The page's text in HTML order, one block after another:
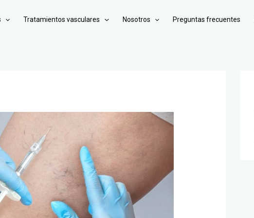
Tratamientos vasculares Nosotros Preguntas frecuentes